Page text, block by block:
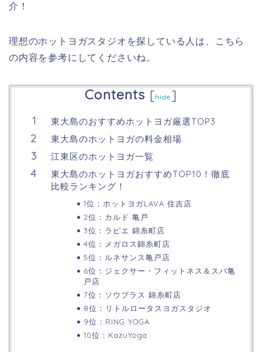
介！
理想のホットヨガスタジオを探している人は、こちら
の内容を参考にしてくださいね。
Contents [hide ]
東大島のおすすめホットヨガ厳選TOP3
東大島のホットヨガの料金相場
江東区のホットヨガ一覧
東大島のホットヨガおすすめTOP10！徹底
比較ランキング！
1位：ホットヨガLAVA 住吉店
2位：カルド 亀戸
3位：ラピエ 錦糸町店
4位：メガロス錦糸町店
5位：ルネサンス亀戸店
6位：ジェクサー・フィットネス＆スパ亀
戸店
7位：ソウプラス 錦糸町店
8位：リトルロータスヨガスタジオ
9位：RING YOGA
10位：KazuYoga